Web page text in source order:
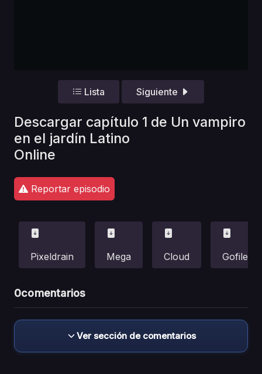
Lista Siguiente
Descargar capítulo 1 de Un vampiro
en el jardín Latino
Online
Reportar episodio
Pixeldrain Mega Cloud Gofile
0comentarios
Ver sección de comentarios